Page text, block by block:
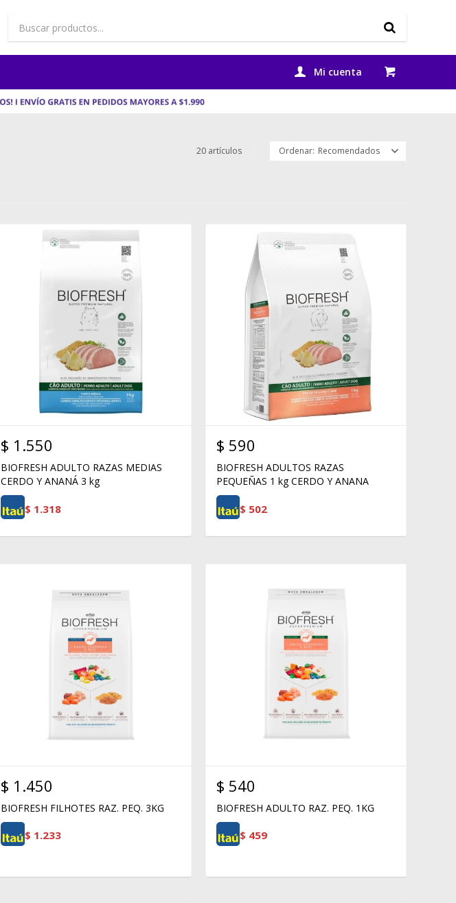
20 artículos Recomendados
$ 1.550
BIOFRESH ADULTO RAZAS MEDIAS
CERDO Y ANANÁ 3 kg
$ 1.318
$ 590
BIOFRESH ADULTOS RAZAS
PEQUEÑAS 1 kg CERDO Y ANANA
$ 502
$ 1.450
BIOFRESH FILHOTES RAZ. PEQ. 3KG
$ 1.233
$ 540
BIOFRESH ADULTO RAZ. PEQ. 1KG
$ 459